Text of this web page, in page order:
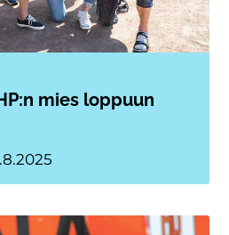
mies loppuun